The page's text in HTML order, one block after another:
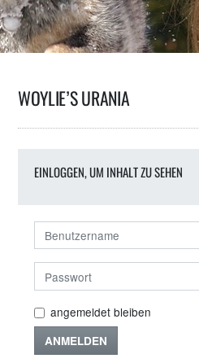
WOYLIE’S URANIA
EINLOGGEN, UM INHALT ZU SEHEN
angemeldet bleiben
ANMELDEN